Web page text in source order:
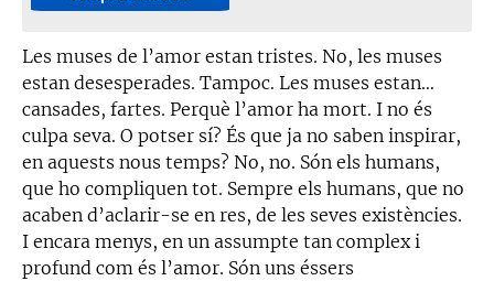
Les muses de l’amor estan tristes. No, les muses
estan desesperades. Tampoc. Les muses estan…
cansades, fartes. Perquè l’amor ha mort. I no és
culpa seva. O potser sí? És que ja no saben inspirar,
en aquests nous temps? No, no. Són els humans,
que ho compliquen tot. Sempre els humans, que no
acaben d’aclarir-se en res, de les seves existències.
I encara menys, en un assumpte tan complex i
profund com és l’amor. Són uns éssers